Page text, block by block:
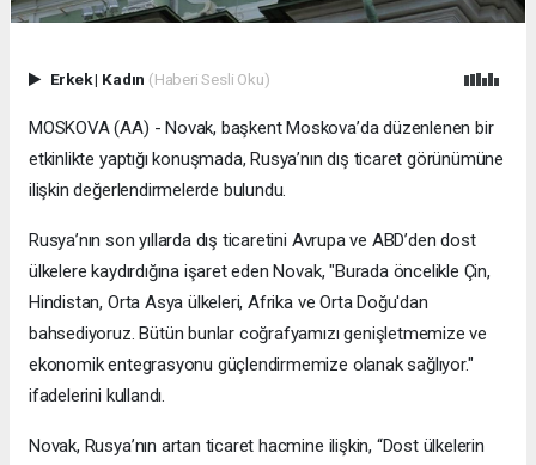
Erkek| Kadın (Haberi Sesli Oku)
MOSKOVA (AA) - Novak, başkent Moskova’da düzenlenen bir
etkinlikte yaptığı konuşmada, Rusya’nın dış ticaret görünümüne
ilişkin değerlendirmelerde bulundu.
Rusya’nın son yıllarda dış ticaretini Avrupa ve ABD’den dost
ülkelere kaydırdığına işaret eden Novak, "Burada öncelikle Çin,
Hindistan, Orta Asya ülkeleri, Afrika ve Orta Doğu'dan
bahsediyoruz. Bütün bunlar coğrafyamızı genişletmemize ve
ekonomik entegrasyonu güçlendirmemize olanak sağlıyor."
ifadelerini kullandı.
Novak, Rusya’nın artan ticaret hacmine ilişkin, “Dost ülkelerin